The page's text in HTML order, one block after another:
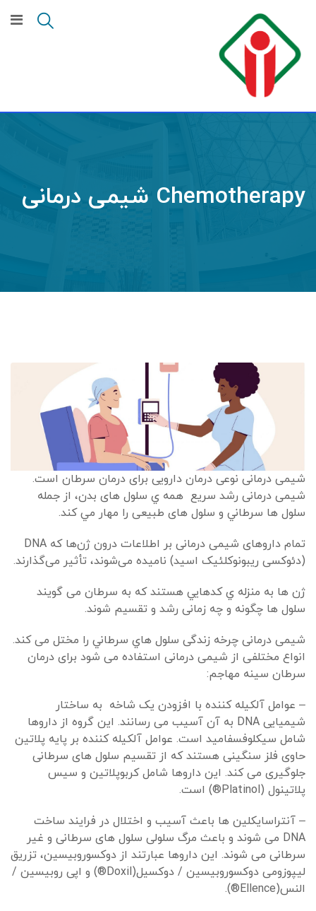
content
Chemotherapy شیمی درمانی
شیمی درمانی نوعی درمان دارویی برای درمان سرطان است.
شیمی درمانی رشد سریع همه ي سلول های بدن، از جمله
سلول ها سرطاني و سلول های طبیعی را مهار مي كند.
تمام داروهای شیمی درمانی بر اطلاعات درون ژن‌ها که DNA
(دئوکسی ریبونوکلئیک اسید) نامیده می‌شوند، تأثیر می‌گذارند.
ژن ها به منزله ي كدهايي هستند كه به سرطان می گویند
سلول ها چگونه و چه زمانی رشد و تقسیم شوند.
شیمی درمانی چرخه زندگی سلول هاي سرطاني را مختل می کند.
انواع مختلفی از شیمی درمانی استفاده می شود برای درمان
سرطان سینه مهاجم:
– عوامل آلکیله کننده با افزودن یک شاخه به ساختار
شیمیایی DNA به آن آسیب می رسانند
. این گروه از داروها
شامل سیکلوفسفامید است. عوامل آلکیله کننده بر پایه پلاتین
حاوی فلز سنگینی هستند که از تقسیم سلول های سرطانی
جلوگیری می کند. این داروها شامل کربوپلاتین و سیس
پلاتینول (Platinol®) است.
– آنتراسایکلین ها باعث آسیب و اختلال در فرايند ساخت
DNA می شوند و باعث مرگ سلولی سلول های سرطانی و غیر
سرطانی می شوند. این داروها عبارتند از دوکسوروبیسین، تزریق
لیپوزومی دوکسوروبیسین / دوكسيل(Doxil®) و اپی روبیسین /
النس(Ellence®).